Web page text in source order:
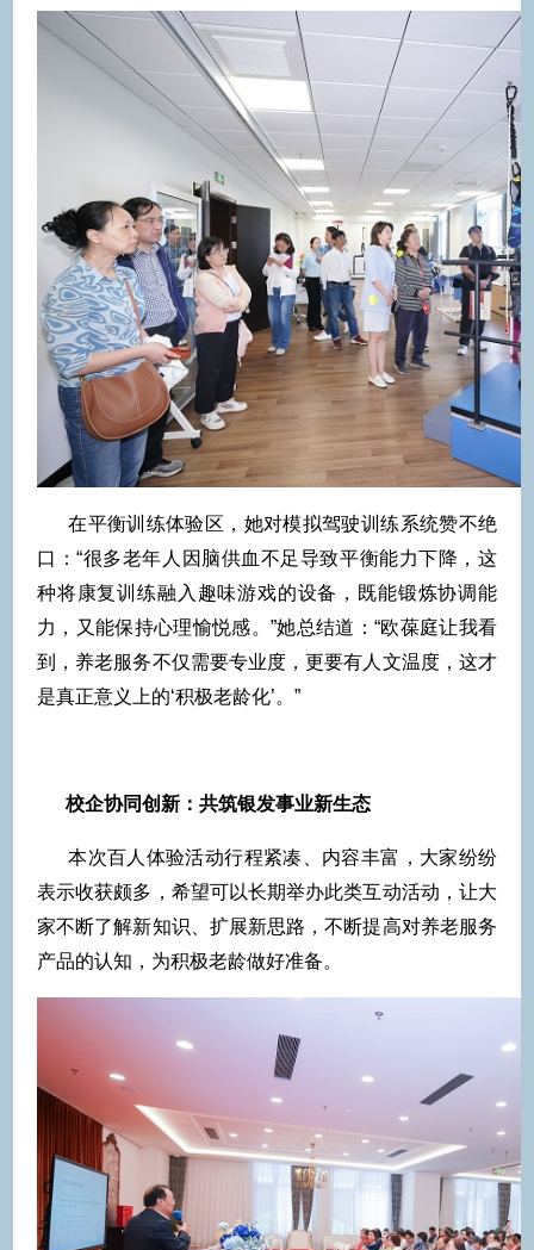
在平衡训练体验区，她对模拟驾驶训练系统赞不绝
口：“很多老年人因脑供血不足导致平衡能力下降，这
种将康复训练融入趣味游戏的设备，既能锻炼协调能
力，又能保持心理愉悦感。”她总结道：“欧葆庭让我看
到，养老服务不仅需要专业度，更要有人文温度，这才
是真正意义上的‘积极老龄化’。”
校企协同创新：共筑银发事业新生态
本次百人体验活动行程紧凑、内容丰富，大家纷纷
表示收获颇多，希望可以长期举办此类互动活动，让大
家不断了解新知识、扩展新思路，不断提高对养老服务
产品的认知，为积极老龄做好准备。